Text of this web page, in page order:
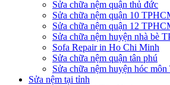
Sửa chữa nệm quận thủ đức
Sửa chữa nệm quận 10
Sửa chữa nệm quận 12
Sửa chữa nệm huyện nhà bè
Sofa Repair in Ho Chi Minh
Sửa chữa nệm quận tân phú
Sửa chữa nệm huyện hóc
Sửa nệm tại tỉnh